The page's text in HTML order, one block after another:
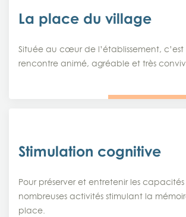
La place du village
Située au cœur de l’établissement,
rencontre animé, agréable et très
Stimulation cognitive
Pour préserver et entretenir les
nombreuses activités stimulant la
place.